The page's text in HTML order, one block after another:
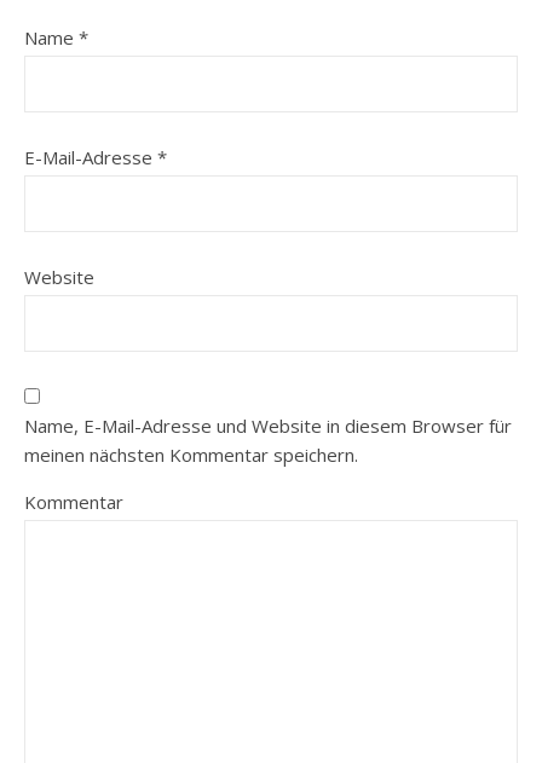
Name *
E-Mail-Adresse *
Website
Name, E-Mail-Adresse und Website in diesem Browser für
meinen nächsten Kommentar speichern.
Kommentar